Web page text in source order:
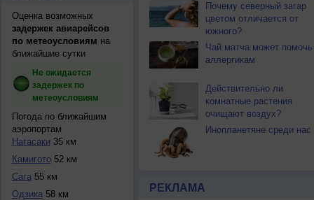
Оценка возможных
задержек авиарейсов
по метеоусловиям на
ближайшие сутки
Не ожидается
задержек по
метеоусловиям
Погода по ближайшим
аэропортам
Нагасаки 35 км
Камигото52 км
Сага55 км
Одзика58 км
Почему северный загар
цветом отличается от
южного?
Чай матча может помочь
аллергикам
Действительно ли
комнатные растения
очищают воздух?
Инопланетяне среди нас
РЕКЛАМА